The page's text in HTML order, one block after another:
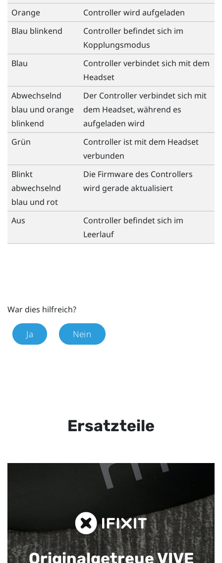
Orange
Controller wird aufgeladen
Blau blinkend
Controller befindet sich im
Kopplungsmodus
Blau
Controller verbindet sich mit dem
Headset
Abwechselnd
blau und orange
blinkend
Der Controller verbindet sich mit
dem Headset, während es
aufgeladen wird
Grün
Controller ist mit dem Headset
verbunden
Blinkt
abwechselnd
blau und rot
Die Firmware des Controllers
wird gerade aktualisiert
Aus
Controller befindet sich im
Leerlauf
War dies hilfreich?
Ja Nein
Ersatzteile
Originalgetreue VIVE